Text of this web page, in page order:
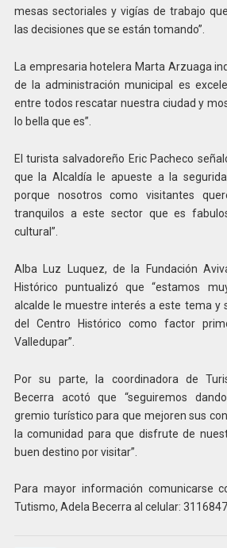
mesas sectoriales y vigías de trabajo
las decisiones que se están tomando”.
La empresaria hotelera Marta Arzuaga
de la administración municipal es
entre todos rescatar nuestra ciudad y
lo bella que es”.
El turista salvadoreño Eric Pacheco
que la Alcaldía le apueste a la
porque nosotros como visitantes
tranquilos a este sector que es
cultural”.
Alba Luz Luquez, de la Fundación
Histórico puntualizó que “estamos
alcalde le muestre interés a este tema y
del Centro Histórico como factor
Valledupar”.
Por su parte, la coordinadora de
Becerra acotó que “seguiremos
gremio turístico para que mejoren sus
la comunidad para que disfrute de
buen destino por visitar”.
Para mayor información comunicarse
Tutismo, Adela Becerra al celular: